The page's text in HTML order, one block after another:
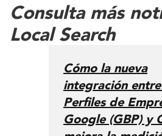
Consulta más
Local Search
Cómo la nueva
integración
Perfiles de
Google (GBP) y